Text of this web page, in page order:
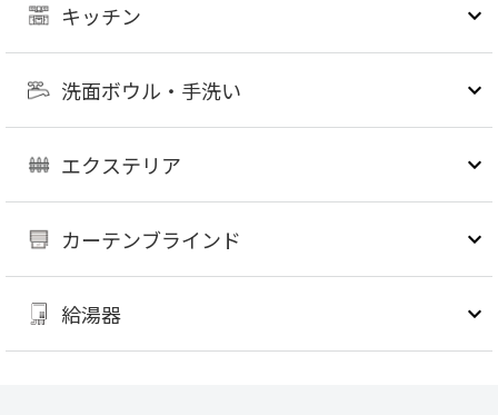
キッチン
洗面ボウル・手洗い
エクステリア
カーテンブラインド
給湯器